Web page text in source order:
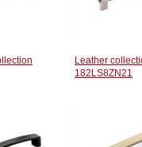
Leather
182LS8ZN21